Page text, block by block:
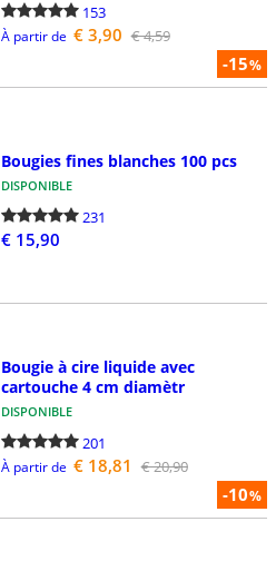
-15%
153
À partir de € 3,90 € 4,59
Bougies fines blanches 100 pcs
DISPONIBLE
231
€ 15,90
-10%
Bougie à cire liquide avec
cartouche 4 cm diamètr
DISPONIBLE
201
À partir de € 18,81 € 20,90